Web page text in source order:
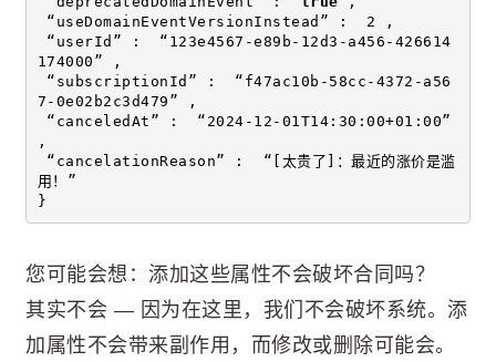
“useDomainEventVersionInstead” :  2 ,
“userId” :  “123e4567-e89b-12d3-a456-426614
174000” ,
“subscriptionId” :  “f47ac10b-58cc-4372-a56
7-0e02b2c3d479” ,
“canceledAt” :  “2024-12-01T14:30:00+01:00”
,
“cancelationReason” :  “[太贵了]：最近的涨价是滥
用！”
}
您可能会想：添加这些属性不会破坏合同吗？
其实不会 — 因为在这里，我们不会破坏系统。添
加属性不会带来副作用，而修改或删除可能会。